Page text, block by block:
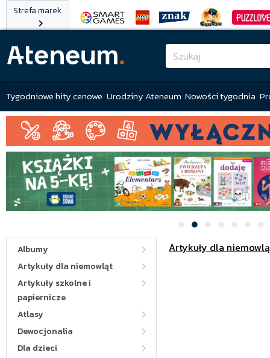
Strefa marek
Tygodniowe hity cenowe Urodziny Ateneum Nowości tygodnia
Albumy
Artykuły dla niemowląt
Artykuły szkolne i
papiernicze
Atlasy
Dewocjonalia
Dla dzieci
Artykuły dla